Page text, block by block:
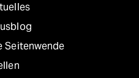
Seitenwende